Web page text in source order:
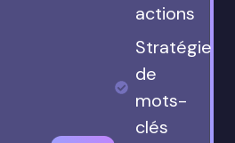
actions
Stratégie
de
mots-
clés